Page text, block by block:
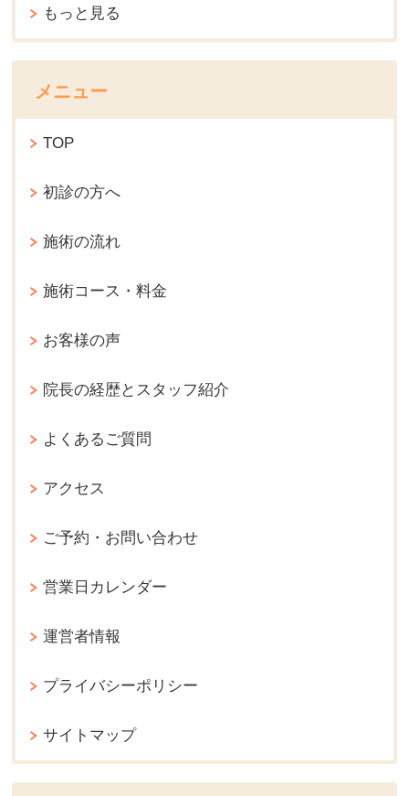
もっと見る
メニュー
TOP
初診の方へ
施術の流れ
施術コース・料金
お客様の声
院長の経歴とスタッフ紹介
よくあるご質問
アクセス
ご予約・お問い合わせ
営業日カレンダー
運営者情報
プライバシーポリシー
サイトマップ